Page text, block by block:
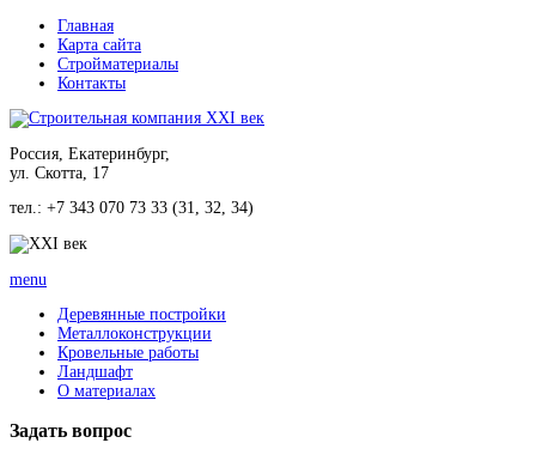
Главная
Карта сайта
Стройматериалы
Контакты
Россия, Екатеринбург,
ул. Скотта, 17
тел.: +7 343 070 73 33 (31, 32, 34)
menu
Деревянные постройки
Металлоконструкции
Кровельные работы
Ландшафт
О материалах
Задать вопрос